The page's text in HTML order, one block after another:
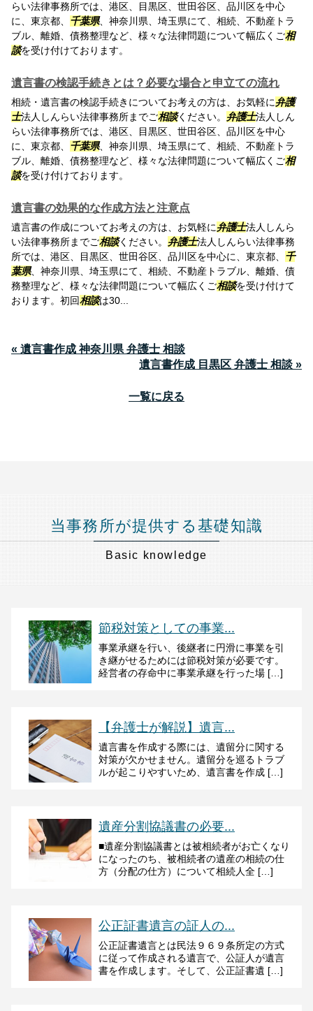
らい法律事務所では、港区、目黒区、世田谷区、品川区を中心
に、東京都、 千葉県、神奈川県、埼玉県にて、相続、不動産トラ
ブル、離婚、債務整理など、様々な法律問題について幅広くご相
談を受け付けております。
遺言書の検認手続きとは？必要な場合と申立ての流れ
相続・遺言書の検認手続きについてお考えの方は、お気軽に弁護
士法人しんらい法律事務所までご相談ください。 弁護士法人しん
らい法律事務所では、港区、目黒区、世田谷区、品川区を中心
に、東京都、 千葉県、神奈川県、埼玉県にて、相続、不動産トラ
ブル、離婚、債務整理など、様々な法律問題について幅広くご相
談を受け付けております。
遺言書の効果的な作成方法と注意点
遺言書の作成についてお考えの方は、お気軽に弁護士法人しんら
い法律事務所までご相談ください。 弁護士法人しんらい法律事務
所では、港区、目黒区、世田谷区、品川区を中心に、東京都、 千
葉県、神奈川県、埼玉県にて、相続、不動産トラブル、離婚、債
務整理など、様々な法律問題について幅広くご相談を受け付けて
おります。初回相談は30...
« 遺言書作成 神奈川県 弁護士 相談
遺言書作成 目黒区 弁護士 相談 »
一覧に戻る
当事務所が提供する基礎知識
Basic knowledge
節税対策としての事業...
事業承継を行い、後継者に円滑に事業を引
き継がせるためには節税対策が必要です。
経営者の存命中に事業承継を行った場 […]
【弁護士が解説】遺言...
遺言書を作成する際には、遺留分に関する
対策が欠かせません。遺留分を巡るトラブ
ルが起こりやすいため、遺言書を作成 […]
遺産分割協議書の必要...
■遺産分割協議書とは被相続者がお亡くなり
になったのち、被相続者の遺産の相続の仕
方（分配の仕方）について相続人全 […]
公正証書遺言の証人の...
公正証書遺言とは民法９６９条所定の方式
に従って作成される遺言で、公証人が遺言
書を作成します。そして、公正証書遺 […]